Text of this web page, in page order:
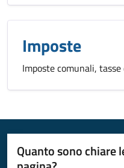
Imposte
Imposte comunali,
Quanto sono chiare